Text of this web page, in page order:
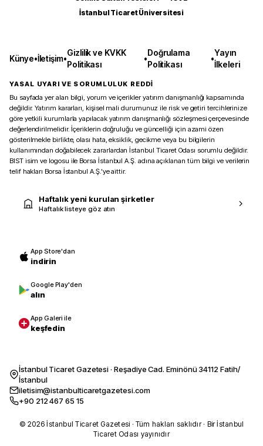
İstanbul Ticaret Üniversitesi
Künye•İletişim•
Gizlilik ve KVKK
Politikası
•
Doğrulama
Politikası
•
Yayın
İlkeleri
YASAL UYARI VE SORUMLULUK REDDİ
Bu sayfada yer alan bilgi, yorum ve içerikler yatırım danışmanlığı kapsamında
değildir. Yatırım kararları, kişisel mali durumunuz ile risk ve getiri tercihlerinize
göre yetkili kurumlarla yapılacak yatırım danışmanlığı sözleşmesi çerçevesinde
değerlendirilmelidir. İçeriklerin doğruluğu ve güncelliği için azami özen
gösterilmekle birlikte, olası hata, eksiklik, gecikme veya bu bilgilerin
kullanımından doğabilecek zararlardan İstanbul Ticaret Odası sorumlu değildir.
BIST isim ve logosu ile Borsa İstanbul A.Ş. adına açıklanan tüm bilgi ve verilerin
telif hakları Borsa İstanbul A.Ş.’ye aittir.
Haftalık yeni kurulan şirketler
Haftalık listeye göz atın
App Store'dan
indirin
Google Play'den
alın
App Galeri ile
keşfedin
İstanbul Ticaret Gazetesi · Reşadiye Cad. Eminönü 34112 Fatih/
İstanbul
iletisim@istanbulticaretgazetesi.com
+90 212 467 65 15
© 2026 İstanbul Ticaret Gazetesi · Tüm hakları saklıdır · Bir İstanbul
Ticaret Odası yayınıdır